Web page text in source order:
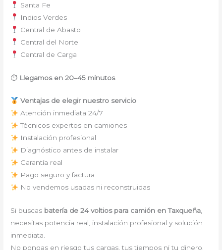
Santa Fe
Indios Verdes
Central de Abasto
Central del Norte
Central de Carga
⏱ Llegamos en 20–45 minutos
Ventajas de elegir nuestro servicio
Atención inmediata 24/7
Técnicos expertos en camiones
Instalación profesional
Diagnóstico antes de instalar
Garantía real
Pago seguro y factura
No vendemos usadas ni reconstruidas
Si buscas batería de 24 voltios para camión en Taxqueña,
necesitas potencia real, instalación profesional y solución
inmediata.
No pongas en riesgo tus cargas, tus tiempos ni tu dinero.